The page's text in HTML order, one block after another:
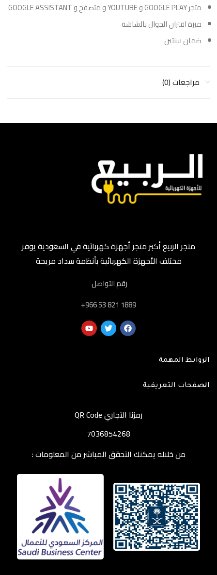
متجر GOOGLE PLAY و YOUTUBE و متصفح و GOOGLE ASSISTANT
ميزة اقتران الجوال بالشاشة
ضمان سنتين
مراجعات (0)
متجر الربيع أكبر متجر أجهزة كهربائية في السعودية يوفر
مختلف الأجهزة الكهربائية بأنظمة سداد مريحة
رقم التواصل
‎+966 53 821 1889
الروابط المهمة
الصفحات التعريفية
رمزنا التجاري QR Code
7036854268
من خلاله يمكنك التحقق المباشر من المعلومات :